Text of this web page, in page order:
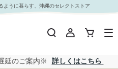
ェアOK1856｜おきなわセレクト サンエー公式
うに暮らす、沖縄のセレクトストア
延のご案内※
詳しくはこちら